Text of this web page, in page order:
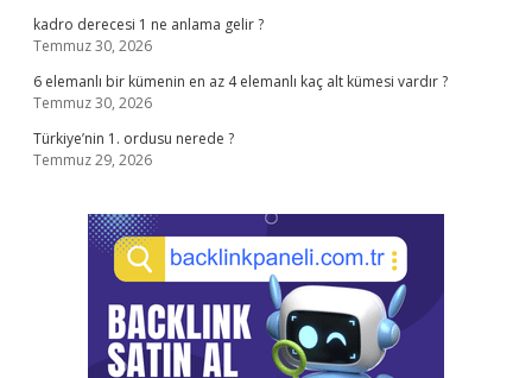
kadro derecesi 1 ne anlama gelir ?
Temmuz 30, 2026
6 elemanlı bir kümenin en az 4 elemanlı kaç alt kümesi vardır ?
Temmuz 30, 2026
Türkiye’nin 1. ordusu nerede ?
Temmuz 29, 2026